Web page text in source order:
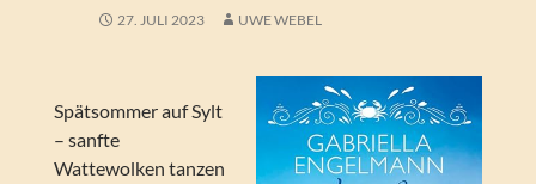
27. JULI 2023 UWE WEBEL
Spätsommer auf Sylt
– sanfte
Wattewolken tanzen